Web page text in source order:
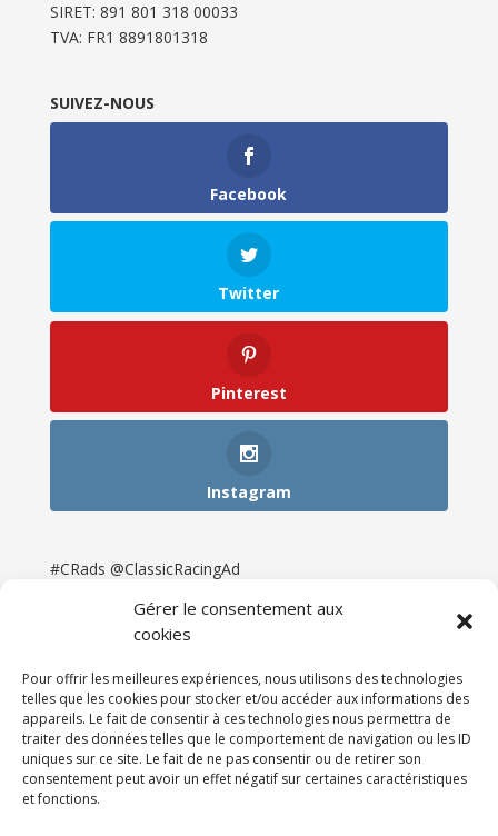
Gérer le consentement aux
cookies
Pour offrir les meilleures expériences, nous utilisons des technologies
telles que les cookies pour stocker et/ou accéder aux informations des
appareils. Le fait de consentir à ces technologies nous permettra de
traiter des données telles que le comportement de navigation ou les ID
uniques sur ce site. Le fait de ne pas consentir ou de retirer son
consentement peut avoir un effet négatif sur certaines caractéristiques
et fonctions.
SIRET: 891 801 318 00033
TVA: FR1 8891801318
SUIVEZ-NOUS
Facebook
Twitter
Pinterest
Instagram
#CRads @ClassicRacingAd